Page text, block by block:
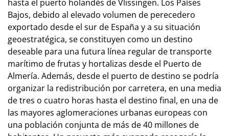
hasta el puerto holandés de Vlissingen. Los Países
Bajos, debido al elevado volumen de perecedero
exportado desde el sur de España y a su situación
geoestratégica, se constituyen como un destino
deseable para una futura línea regular de transporte
marítimo de frutas y hortalizas desde el Puerto de
Almería. Además, desde el puerto de destino se podría
organizar la redistribución por carretera, en una media
de tres o cuatro horas hasta el destino final, en una de
las mayores aglomeraciones urbanas europeas con
una población conjunta de más de 40 millones de